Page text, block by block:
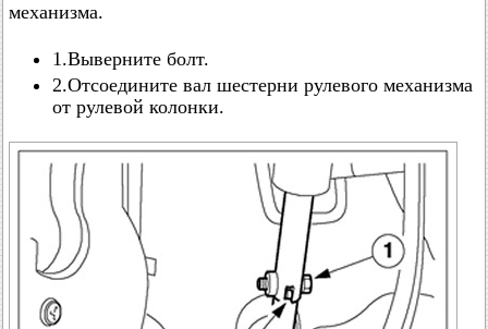
механизма.
1.Выверните болт.
2.Отсоедините вал шестерни рулевого механизма
от рулевой колонки.